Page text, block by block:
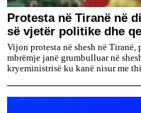
Protesta në Tiranë në
së vjetër politike dhe
Vijon protesta në shesh në Tiranë,
mbrëmje janë grumbulluar në
kryeministrisë ku kanë nisur me